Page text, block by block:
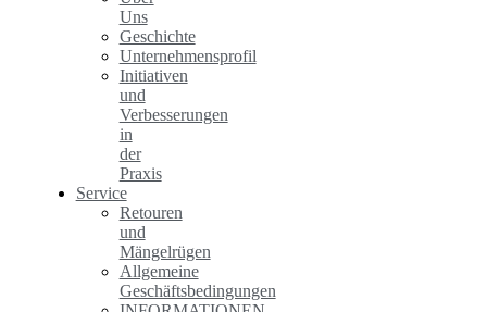
Uns
Geschichte
Unternehmensprofil
Initiativen
und
Verbesserungen
in
der
Praxis
Service
Retouren
und
Mängelrügen
Allgemeine
Geschäftsbedingungen